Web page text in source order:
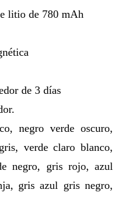
litio de 780 mAh
de 3 días
negro verde oscuro,
verde claro blanco,
negro, gris rojo, azul
gris azul gris negro,